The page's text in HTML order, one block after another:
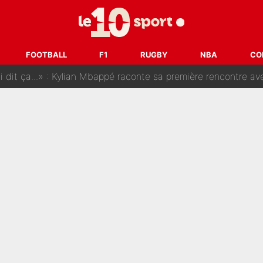
FOOTBALL F1 RUGBY NBA
les inséparables Kylian Mbappé et Achraf Hakimi
ses vacances, la star du XV de France a perdu sa
ça...» : Kylian Mbappé raconte sa première rencontre avec